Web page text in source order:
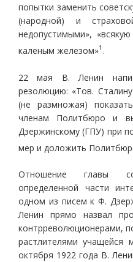
попытки заменить
(народной) и
недопустимыми»,
каленым железом»1 .
22 мая В. Ленин
резолюцию: «Тов.
(не размножая)
членам Политбюро и
Дзержинскому (ГПУ) при
мер и доложить
Отношение главы
определенной части
одном из писем к Ф.
Ленин прямо назвал
контрреволюционерами,
растлителями
октября 1922 года В.